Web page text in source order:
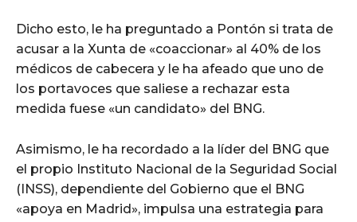
Dicho esto, le ha preguntado a Pontón si trata de
acusar a la Xunta de «coaccionar» al 40% de los
médicos de cabecera y le ha afeado que uno de
los portavoces que saliese a rechazar esta
medida fuese «un candidato» del BNG.
Asimismo, le ha recordado a la líder del BNG que
el propio Instituto Nacional de la Seguridad Social
(INSS), dependiente del Gobierno que el BNG
«apoya en Madrid», impulsa una estrategia para